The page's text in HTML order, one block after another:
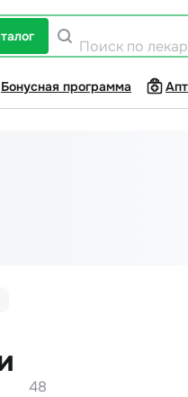
Поиск по
Бонусная программа
48